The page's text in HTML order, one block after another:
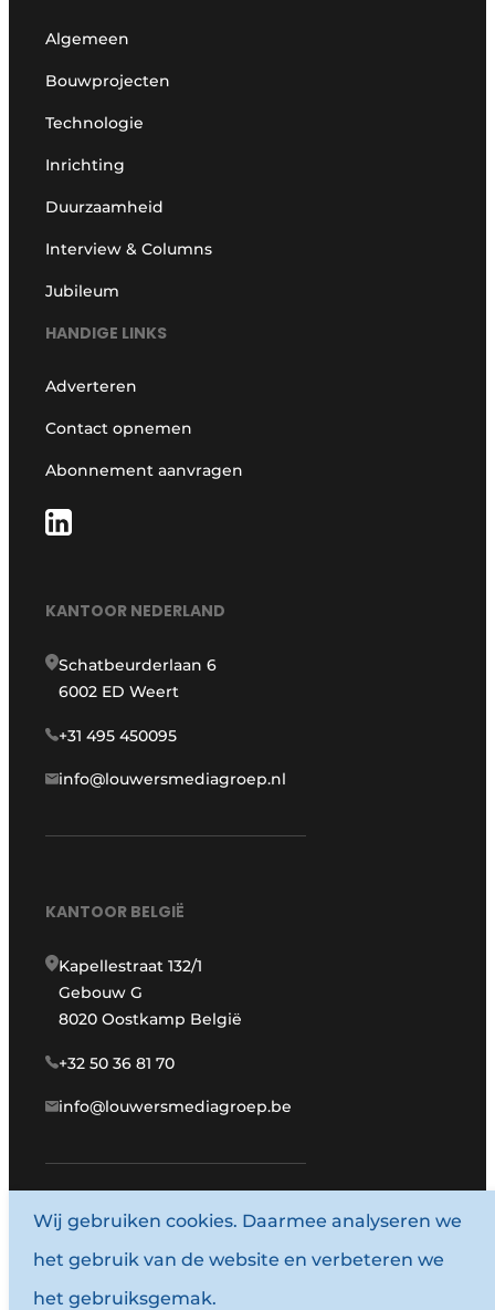
Algemeen
Bouwprojecten
Technologie
Inrichting
Duurzaamheid
Interview & Columns
Jubileum
HANDIGE LINKS
Adverteren
Contact opnemen
Abonnement aanvragen
KANTOOR NEDERLAND
Schatbeurderlaan 6
6002 ED Weert
+31 495 450095
info@louwersmediagroep.nl
KANTOOR BELGIË
Kapellestraat 132/1
Gebouw G
8020 Oostkamp België
+32 50 36 81 70
info@louwersmediagroep.be
www.louwersmediagroep.com
© 1987 - 2026 Louwersmediagroep.
Algemene voorwaarden
Wij gebruiken cookies. Daarmee analyseren we
het gebruik van de website en verbeteren we
het gebruiksgemak.